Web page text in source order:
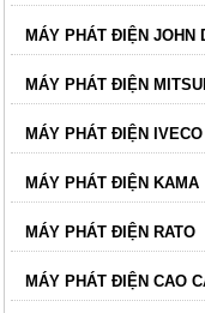
MÁY PHÁT ĐIỆN JOHN
MÁY PHÁT ĐIỆN
MÁY PHÁT ĐIỆN IVECO
MÁY PHÁT ĐIỆN KAMA
MÁY PHÁT ĐIỆN RATO
MÁY PHÁT ĐIỆN CAO